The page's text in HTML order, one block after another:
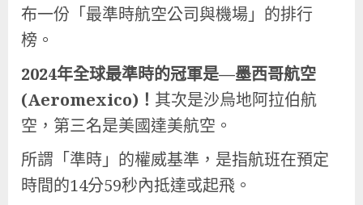
布一份「最準時航空公司與機場」的排行
榜。
2024年全球最準時的冠軍是—墨西哥航空
(Aeromexico)！ 其次是沙烏地阿拉伯航
空，第三名是美國達美航空。
所謂「準時」的權威基準，是指航班在預定
時間的14分59秒內抵達或起飛。